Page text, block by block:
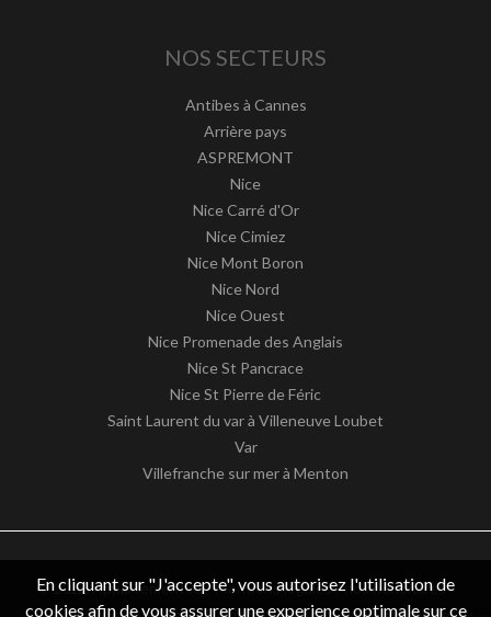
NOS SECTEURS
Antibes à Cannes
Arrière pays
ASPREMONT
Nice
Nice Carré d'Or
Nice Cimiez
Nice Mont Boron
Nice Nord
Nice Ouest
Nice Promenade des Anglais
Nice St Pancrace
Nice St Pierre de Féric
Saint Laurent du var à Villeneuve Loubet
Var
Villefranche sur mer à Menton
© 2026 Appartement06 -Mentions légales / nos honoraires-
En cliquant sur "J'accepte", vous autorisez l'utilisation de
cookies afin de vous assurer une experience optimale sur ce